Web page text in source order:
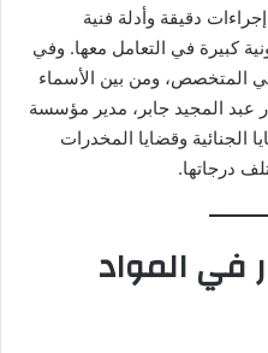
دقيقة وأدلة فنية
كبيرة في التعامل معها. وفي
المتخصص، ومن بين الأسماء
عبد المجيد جابر، مدير مؤسسة
الجنائية وقضايا المخدرات
درجاتها.
في المواد